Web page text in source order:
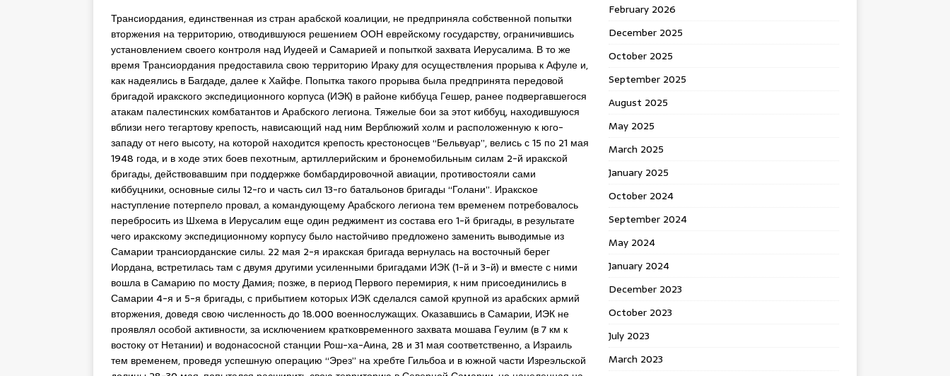
Трансиордания, единственная из стран арабской коалиции, не предприняла собственной попытки
вторжения на территорию, отводившуюся решением ООН еврейскому государству, ограничившись
установлением своего контроля над Иудеей и Самарией и попыткой захвата Иерусалима. В то же
время Трансиордания предоставила свою территорию Ираку для осуществления прорыва к Афуле и,
как надеялись в Багдаде, далее к Хайфе. Попытка такого прорыва была предпринята передовой
бригадой иракского экспедиционного корпуса (ИЭК) в районе киббуца Гешер, ранее подвергавшегося
атакам палестинских комбатантов и Арабского легиона. Тяжелые бои за этот киббуц, находившуюся
вблизи него тегартову крепость, нависающий над ним Верблюжий холм и расположенную к юго-
западу от него высоту, на которой находится крепость крестоносцев “Бельвуар”, велись с 15 по 21 мая
1948 года, и в ходе этих боев пехотным, артиллерийским и бронемобильным силам 2-й иракской
бригады, действовавшим при поддержке бомбардировочной авиации, противостояли сами
киббуцники, основные силы 12-го и часть сил 13-го батальонов бригады “Голани”. Иракское
наступление потерпело провал, а командующему Арабского легиона тем временем потребовалось
перебросить из Шхема в Иерусалим еще один реджимент из состава его 1-й бригады, в результате
чего иракскому экспедиционному корпусу было настойчиво предложено заменить выводимые из
Самарии трансиорданские силы. 22 мая 2-я иракская бригада вернулась на восточный берег
Иордана, встретилась там с двумя другими усиленными бригадами ИЭК (1-й и 3-й) и вместе с ними
вошла в Самарию по мосту Дамия; позже, в период Первого перемирия, к ним присоединились в
Самарии 4-я и 5-я бригады, с прибытием которых ИЭК сделался самой крупной из арабских армий
вторжения, доведя свою численность до 18.000 военнослужащих. Оказавшись в Самарии, ИЭК не
проявлял особой активности, за исключением кратковременного захвата мошава Геулим (в 7 км к
востоку от Нетании) и водонасосной станции Рош-ха-Аина, 28 и 31 мая соответственно, а Израиль
тем временем, проведя успешную операцию “Эрез” на хребте Гильбоа и в южной части Изреэльской
February 2026
December 2025
October 2025
September 2025
August 2025
May 2025
March 2025
January 2025
October 2024
September 2024
May 2024
January 2024
December 2023
October 2023
July 2023
March 2023